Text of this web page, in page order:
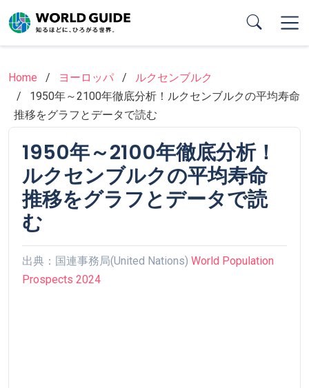
to
main
Home
ヨーロッパ
ルクセンブルク
1950年～2100年徹底分析！ルクセンブルクの平均寿命
推移をグラフとデータで読む
1950年～2100年徹底分析！
ルクセンブルクの平均寿命
推移をグラフとデータで読
む
出典：国連事務局(United Nations)World Population
Prospects 2024